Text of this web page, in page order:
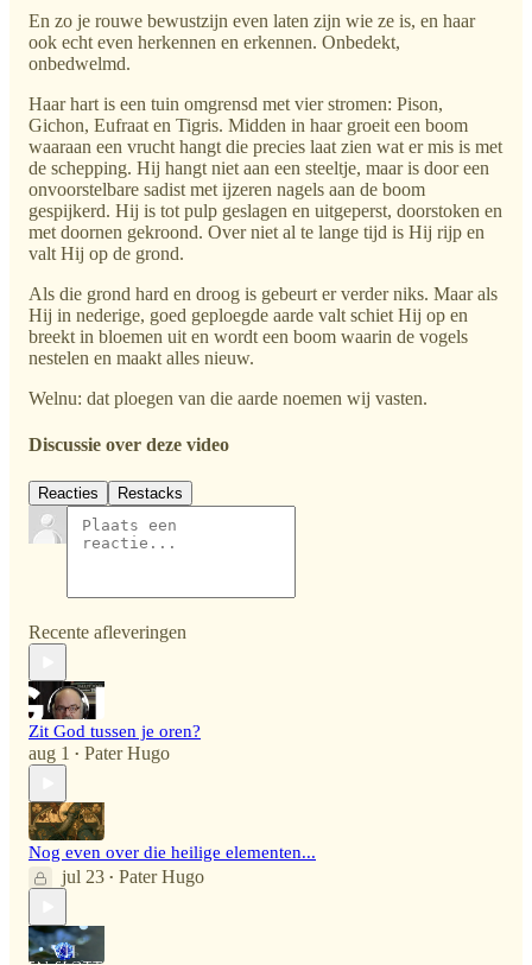
En zo je rouwe bewustzijn even laten zijn wie ze is, en haar
ook echt even herkennen en erkennen. Onbedekt,
onbedwelmd.
Haar hart is een tuin omgrensd met vier stromen: Pison,
Gichon, Eufraat en Tigris. Midden in haar groeit een boom
waaraan een vrucht hangt die precies laat zien wat er mis is met
de schepping. Hij hangt niet aan een steeltje, maar is door een
onvoorstelbare sadist met ijzeren nagels aan de boom
gespijkerd. Hij is tot pulp geslagen en uitgeperst, doorstoken en
met doornen gekroond. Over niet al te lange tijd is Hij rijp en
valt Hij op de grond.
Als die grond hard en droog is gebeurt er verder niks. Maar als
Hij in nederige, goed geploegde aarde valt schiet Hij op en
breekt in bloemen uit en wordt een boom waarin de vogels
nestelen en maakt alles nieuw.
Welnu: dat ploegen van die aarde noemen wij vasten.
Discussie over deze video
Reacties Restacks
Recente afleveringen
Zit God tussen je oren?
aug 1 • Pater Hugo
Nog even over die heilige elementen...
jul 23 • Pater Hugo